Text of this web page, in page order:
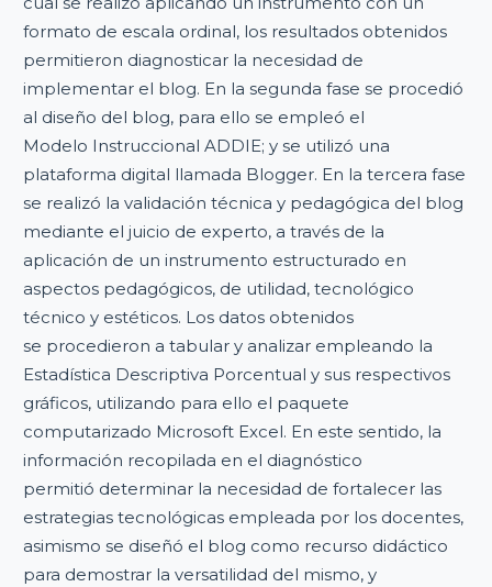
formato de escala ordinal, los resultados obtenidos
permitieron diagnosticar la necesidad de
implementar el blog. En la segunda fase se procedió
al diseño del blog, para ello se empleó el
Modelo Instruccional ADDIE; y se utilizó una
plataforma digital llamada Blogger. En la tercera fase
se realizó la validación técnica y pedagógica del blog
mediante el juicio de experto, a través de la
aplicación de un instrumento estructurado en
aspectos pedagógicos, de utilidad, tecnológico
técnico y estéticos. Los datos obtenidos
se procedieron a tabular y analizar empleando la
Estadística Descriptiva Porcentual y sus respectivos
gráficos, utilizando para ello el paquete
computarizado Microsoft Excel. En este sentido, la
información recopilada en el diagnóstico
permitió determinar la necesidad de fortalecer las
estrategias tecnológicas empleada por los docentes,
asimismo se diseñó el blog como recurso didáctico
para demostrar la versatilidad del mismo, y